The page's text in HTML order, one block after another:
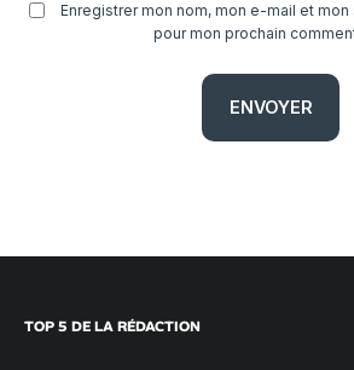
Enregistrer mon nom, mon e-mail et
pour mon prochain
TOP 5 DE LA RÉDACTION